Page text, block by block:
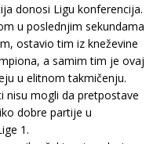
donosi Ligu konferencija.
u poslednjim sekundama
ostavio tim iz kneževine
a samim tim je ovaj
u elitnom takmičenju.
nisu mogli da pretpostave
dobre partije u
1.